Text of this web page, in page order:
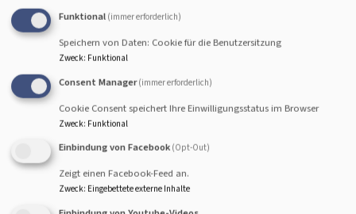
+
Funktional (immer erforderlich)
Speichern von Daten: Cookie für die Benutzersitzung
Zweck: Funktional
Consent Manager (immer erforderlich)
Cookie Consent speichert Ihre Einwilligungsstatus im Browser
Zweck: Funktional
Einbindung von Facebook (Opt-Out)
Zeigt einen Facebook-Feed an.
Zweck: Eingebettete externe Inhalte